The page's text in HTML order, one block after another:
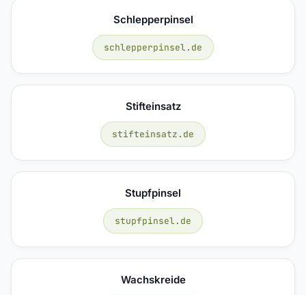
Schlepperpinsel
schlepperpinsel.de
Stifteinsatz
stifteinsatz.de
Stupfpinsel
stupfpinsel.de
Wachskreide